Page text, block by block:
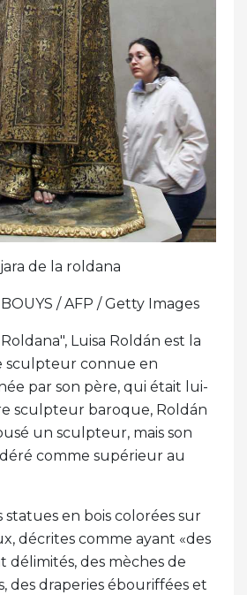
de la roldana
/ AFP / Getty Images
Luisa Roldán est la
sculpteur connue en
par son père, qui était lui-
sculpteur baroque, Roldán
un sculpteur, mais son
comme supérieur au
statues en bois colorées sur
décrites comme ayant «des
délimités, des mèches de
des draperies ébouriffées et